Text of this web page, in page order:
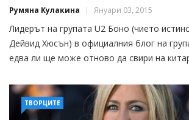
Румяна Кулакина Януари 03, 2015
Лидерът на групата U2 Боно (чието
Дейвид Хюсън) в официалния блог на
едва ли ще може отново да свири на
ТВОРЦИТЕ